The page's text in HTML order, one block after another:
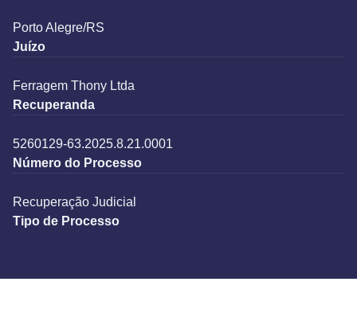
Porto Alegre/RS
Juízo
Ferragem Thony Ltda
Recuperanda
5260129-63.2025.8.21.0001
Número do Processo
Recuperação Judicial
Tipo de Processo